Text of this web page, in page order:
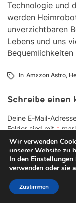
Technologie und
werden
unverzichtbaren
Lebens und uns
Bequemlichkeiten
In Amazon Astro,
Schreibe einen
Deine E-Mail-
Felder sind mit*
Kommentar*
Wir verwenden
unserer Website zu
In den Einstellungen
verwenden oder sie
Zustimmen